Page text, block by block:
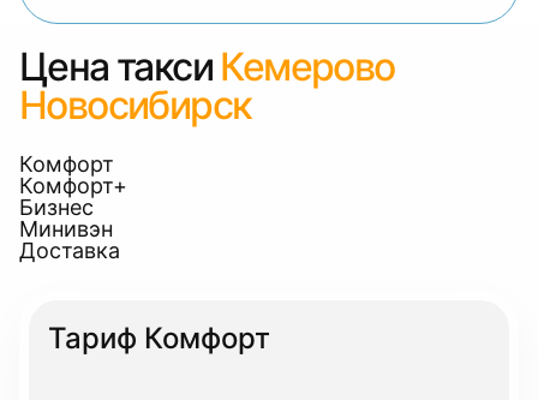
Цена такси Кемерово
Новосибирск
Комфорт
Комфорт+
Бизнес
Минивэн
Доставка
Тариф Комфорт